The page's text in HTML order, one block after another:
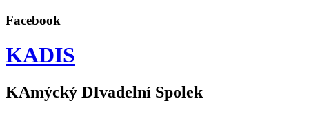
Facebook
KADIS
KAmýcký DIvadelní Spolek